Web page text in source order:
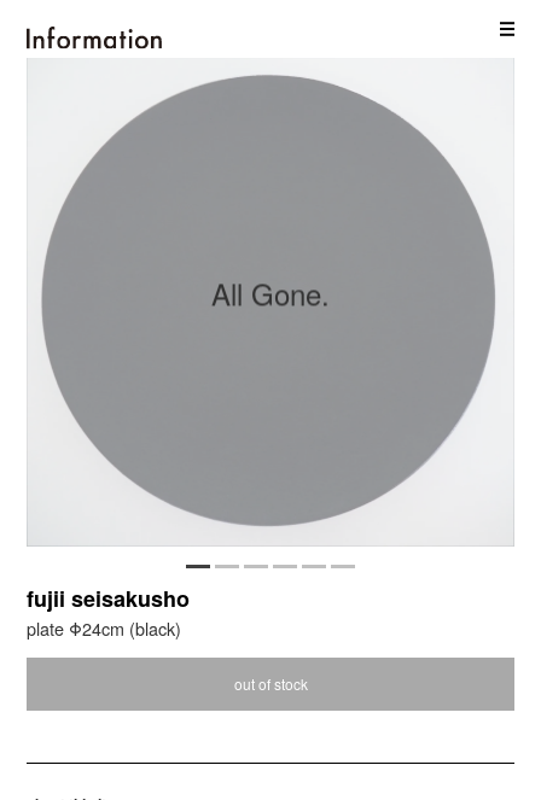
fujii seisakusho
plate Φ24cm (black)
out of stock